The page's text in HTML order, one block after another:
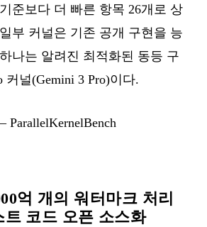
준보다 더 빠른 항목 26개로 상
부 커널은 기존 공개 구현을 능
나는 알려진 최적화된 동등 구
커널(Gemini 3 Pro)이다.
ParallelKernelBench
억 개의 워터마크 처리
트 코드 오픈 소스화